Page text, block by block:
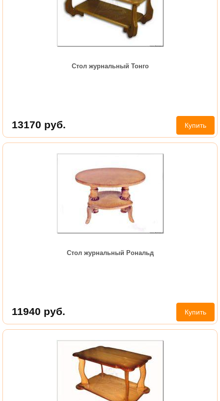
Стол журнальный Тонго
13170 руб. Купить
Стол журнальный Рональд
11940 руб. Купить